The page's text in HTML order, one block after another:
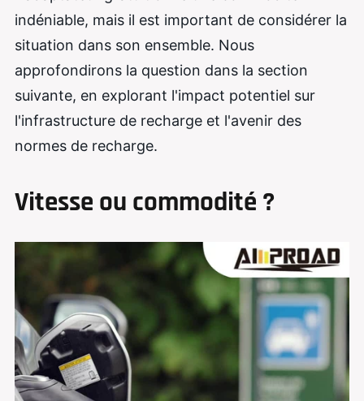
indéniable, mais il est important de considérer la
situation dans son ensemble. Nous
approfondirons la question dans la section
suivante, en explorant l'impact potentiel sur
l'infrastructure de recharge et l'avenir des
normes de recharge.
Vitesse ou commodité ?